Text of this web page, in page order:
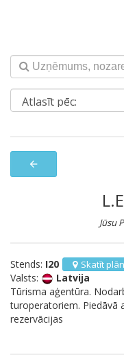
arrow_back
Jūsu
Stends: I20 Skatīt
Valsts:
Latvija
Tūrisma aģentūra.
turoperatoriem. Piedāvā
rezervācijas